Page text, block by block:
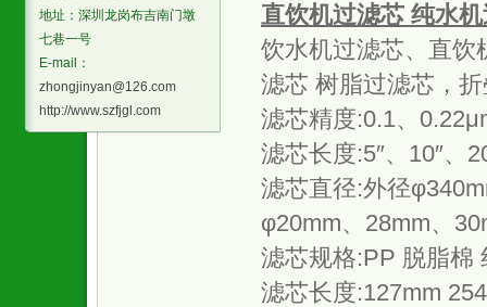
地址：深圳龙岗布吉南门墩
七巷一号
E-mail：
zhongjinyan@126.com
http://www.szfjgl.com
直饮机过滤芯 纯水
饮水机过滤芯、直饮
滤芯 树脂过滤芯，
滤芯精度:0.1、
滤芯长度:5″、10″、
滤芯直径:外径
φ20mm、28mm、
滤芯规格:PP 脱脂棉
滤芯长度:127mm